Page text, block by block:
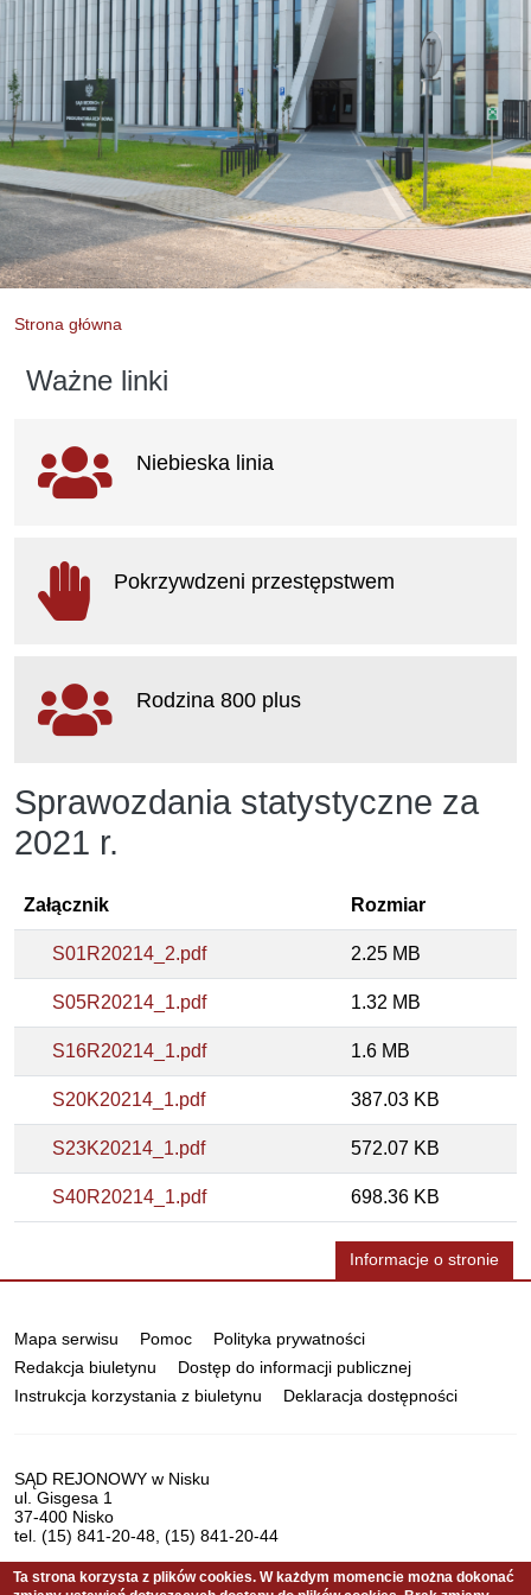
Strona główna
Sprawozdania statystyczne za
2021 r.
Załącznik Rozmiar
S01R20214_2.pdf 2.25 MB
S05R20214_1.pdf 1.32 MB
S16R20214_1.pdf 1.6 MB
S20K20214_1.pdf 387.03 KB
S23K20214_1.pdf 572.07 KB
S40R20214_1.pdf 698.36 KB
Ważne linki
Ważne
linki
Niebieska linia
nowym
Pokrzywdzeni przestępstwem
nowym
Rodzina 800 plus
się
w
nowym
Informacje o stronie
Mapa serwisu Pomoc
Polityka prywatności
Redakcja biuletynu
Dostęp do informacji publicznej
Instrukcja korzystania z biuletynu
Deklaracja dostępności
Dane
teleadresowe
SĄD REJONOWY w Nisku
ul. Gisgesa 1
37-400 Nisko
tel. (15) 841-20-48, (15) 841-20-44
Ta strona korzysta z plików cookies. W każdym momencie można dokonać